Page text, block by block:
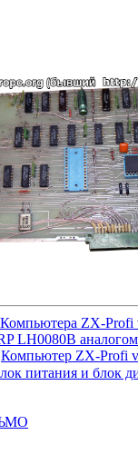
ZX-Profi
LH0080B
Компьютер ZX-Profi
питания и блок